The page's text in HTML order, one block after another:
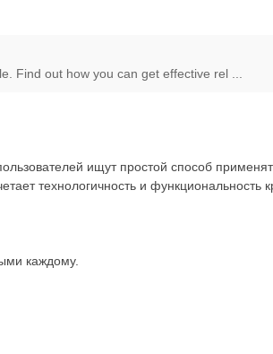
Find out how you can get effective rel ...
ищут простой способ
технологичность и функциональность
каждому.